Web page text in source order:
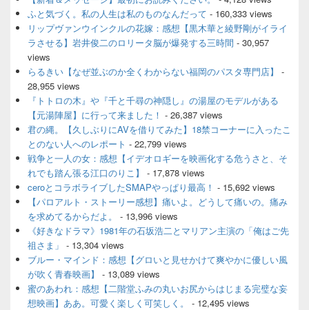
イ
バ
ィ
ェ
エ
ア
ふと気づく。私の人生は私のものなんだって - 160,333 views
リップヴァンウインクルの花嫁：感想【黒木華と綾野剛がイライ
ラさせる】岩井俊二のロリータ脳が爆発する三時間 - 30,957
views
らるきい【なぜ並ぶのか全くわからない福岡のパスタ専門店】
-
28,955 views
『トトロの木』や『千と千尋の神隠し』の湯屋のモデルがある
【元湯陣屋】に行って来ました！ - 26,387 views
君の縄。【久しぶりにAVを借りてみた】18禁コーナーに入ったこ
とのない人へのレポート - 22,799 views
戦争と一人の女：感想【イデオロギーを映画化する危うさと、そ
れでも踏ん張る江口のりこ】
- 17,878 views
ceroとコラボライブしたSMAPやっぱり最高！ - 15,692 views
【パロアルト・ストーリー感想】痛いよ。どうして痛いの。痛み
を求めてるからだよ。
- 13,996 views
《好きなドラマ》1981年の石坂浩二とマリアン主演の「俺はご先
祖さま」 - 13,304 views
ブルー・マインド：感想【グロいと見せかけて爽やかに優しい風
が吹く青春映画】
- 13,089 views
蜜のあわれ：感想【二階堂ふみの丸いお尻からはじまる完璧な妄
想映画】ああ。可愛く楽しく可笑しく。
- 12,495 views